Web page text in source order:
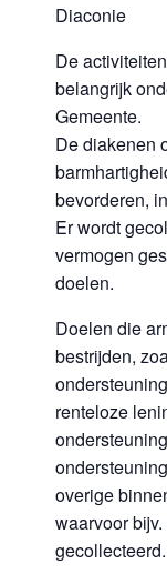
Diaconie
De
belangrijk
Gemeente.
De diakenen
bevorderen,
Er wordt
vermogen
doelen.
Doelen die
bestrijden,
renteloze
overige
waarvoor
gecollecteerd.